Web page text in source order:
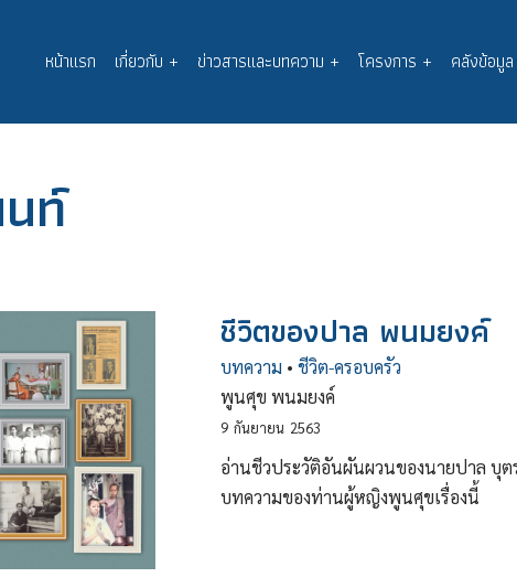
Main
navigation
หน้าแรก เกี่ยวกับ + ข่าวสารและบทความ + โครงการ + คลังข้อมูล
ท์
ชีวิตของปาล พนมยงค์
บทความ • ชีวิต-ครอบครัว
พูนศุข พนมยงค์
9 กันยายน 2563
อ่านชีวประวัติอันผันผวนของนายปาล บุต
บทความของท่านผู้หญิงพูนศุขเรื่องนี้